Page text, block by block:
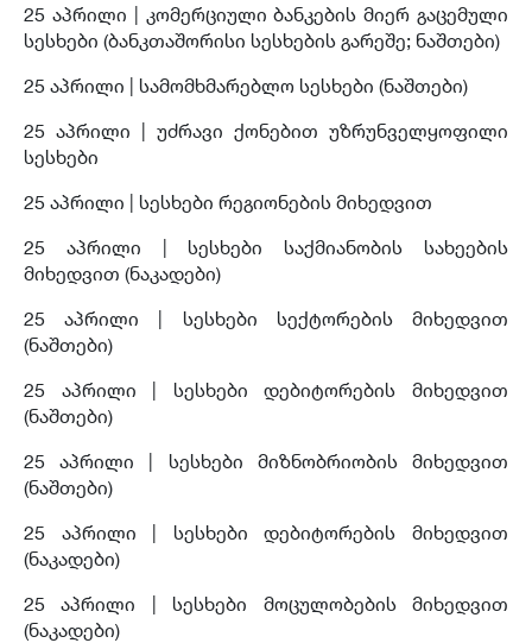
25 აპრილი | კომერციული ბანკების მიერ გაცემული
სესხები (ბანკთაშორისი სესხების გარეშე; ნაშთები)
25 აპრილი | სამომხმარებლო სესხები (ნაშთები)
25 აპრილი | უძრავი ქონებით უზრუნველყოფილი
სესხები
25 აპრილი | სესხები რეგიონების მიხედვით
25 აპრილი | სესხები საქმიანობის სახეების
მიხედვით (ნაკადები)
25 აპრილი | სესხები სექტორების მიხედვით
(ნაშთები)
25 აპრილი | სესხები დებიტორების მიხედვით
(ნაშთები)
25 აპრილი | სესხები მიზნობრიობის მიხედვით
(ნაშთები)
25 აპრილი | სესხები დებიტორების მიხედვით
(ნაკადები)
25 აპრილი | სესხები მოცულობების მიხედვით
(ნაკადები)